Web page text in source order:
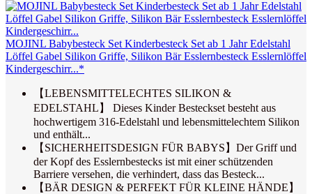
MOJINL Babybesteck Set Kinderbesteck Set ab 1 Jahr Edelstahl
Löffel Gabel Silikon Griffe, Silikon Bär Esslernbesteck Esslernlöffel
Kindergeschirr...*
【LEBENSMITTELECHTES SILIKON &
EDELSTAHL】 Dieses Kinder Besteckset besteht aus
hochwertigem 316-Edelstahl und lebensmittelechtem Silikon
und enthält...
【SICHERHEITSDESIGN FÜR BABYS】Der Griff und
der Kopf des Esslernbestecks ist mit einer schützenden
Barriere versehen, die verhindert, dass das Besteck...
【BÄR DESIGN & PERFEKT FÜR KLEINE HÄNDE】